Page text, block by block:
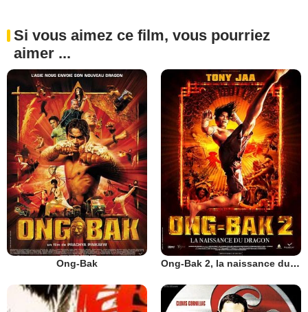
Si vous aimez ce film, vous pourriez
aimer ...
Ong-Bak Ong-Bak 2, la naissance du dragon